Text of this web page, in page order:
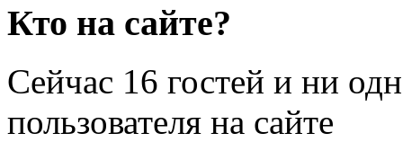
Кто на сайте?
Сейчас 16 гостей и ни
пользователя на сайте